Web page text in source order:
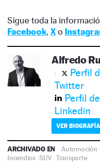
Sigue toda la
Facebook, Xo
Alfredo
Perfil
Twitter
Perfil
Linkedin
VER BIOGRAFÍA
ARCHIVADO EN Automoción
Incendios·SUV ·Transporte